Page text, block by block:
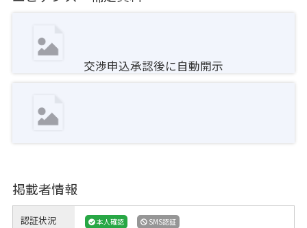
交渉申込承認後に自動開示
掲載者情報
認証状況 本人確認
SMS認証